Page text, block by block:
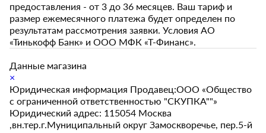
предоставления - от 3 до 36 месяцев. Ваш тариф и
размер ежемесячного платежа будет определен по
результатам рассмотрения заявки. Условия АО
«Тинькофф Банк» и ООО МФК «Т-Финанс».
Данные магазина
×
Юридическая информация Продавец:ООО «Общество
с ограниченной ответственностью "СКУПКА""»
Юридический адрес: 115054 Москва
,вн.тер.г.Муниципальный округ Замоскворечье, пер.5-й